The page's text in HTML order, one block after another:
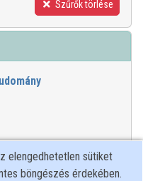
Szűrők törlése
elengedhetetlen sütiket
böngészés érdekében.